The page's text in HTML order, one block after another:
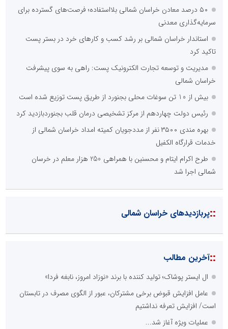
۵۰ درصد معادن خراسان شمالی بلااستفاده؛ فرصت‌های گسترده برای
سرمایه‌گذاری معدنی
استاندار خراسان شمالی بر رشد کسب و کارهای خرد در بستر پست
تاکید کرد
مدیریت و توسعه تجارت الکترونیک پست: راهی به سوی پیشرفت
خراسان شمالی
بیش از 10 تن سوغات محلی بجنورد از طریق پست توزیع شده است
رئیس دولت چهاردهم از مرکز تشخیصی درمان قلب بجنوردبازدید کرد
بهره مندی ۳۵۰۰ نفر از مددجویان کمیته امداد خراسان شمالی از
خدمات قرارگاه الکفیل
طرح اکرام ایتام و محسنین با همراهی 250 هزار معلم در خرسان
شمالی اجرا شد
::پربازدیدهای خراسان شمالی
::آخرین مطالب
ال ایستر پوشاک؛ تولید کننده با برند «نوزاد امروز، نابغه فردا»
عامل افزایش قبوض برخی مشترکان، عبور از الگوی مصرف در تابستان
است/ افزایش تعرفه نداشتیم
عملیات ویژه آغاز شد...